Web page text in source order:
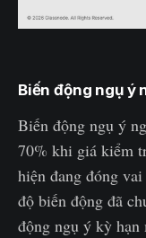
Biến động ngụ ý
Biến động ngụ ý
70% khi giá kiểm
hiện đang đóng
độ biến động đã
động ngụ ý kỳ hạn